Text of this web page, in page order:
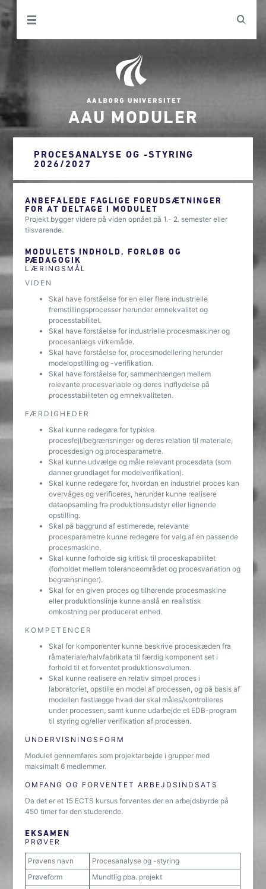
AAU MODULER
PROCESANALYSE OG -STYRING
2026/2027
ANBEFALEDE FAGLIGE FORUDSÆTNINGER
FOR AT DELTAGE I MODULET
Projekt bygger videre på viden opnået på 1.- 2. semester eller
tilsvarende.
MODULETS INDHOLD, FORLØB OG
PÆDAGOGIK
LÆRINGSMÅL
VIDEN
Skal have forståelse for en eller flere industrielle
fremstillingsprocesser herunder emnekvalitet og
processtabilitet.
Skal have forståelse for industrielle procesmaskiner og
procesanlægs virkemåde.
Skal have forståelse for, procesmodellering herunder
modelopstilling og -verifikation.
Skal have forståelse for, sammenhængen mellem
relevante procesvariable og deres indflydelse på
processtabiliteten og emnekvaliteten.
FÆRDIGHEDER
Skal kunne redegøre for typiske
procesfejl/begrænsninger og deres relation til materiale,
procesdesign og procesparametre.
Skal kunne udvælge og måle relevant procesdata (som
danner grundlaget for modelverifikation).
Skal kunne redegøre for, hvordan en industriel proces kan
overvåges og verificeres, herunder kunne realisere
dataopsamling fra produktionsudstyr eller lignende
opstilling.
Skal på baggrund af estimerede, relevante
procesparametre kunne redegøre for valg af en passende
procesmaskine.
Skal kunne forholde sig kritisk til proceskapabilitet
(forholdet mellem toleranceområdet og procesvariation og
begrænsninger).
Skal for en given proces og tilhørende procesmaskine
eller produktionslinje kunne anslå en realistisk
omkostning per produceret enhed.
KOMPETENCER
Skal for komponenter kunne beskrive proceskæden fra
råmateriale/halvfabrikata til færdig komponent set i
forhold til et forventet produktionsvolumen.
Skal kunne realisere en relativ simpel proces i
laboratoriet, opstille en model af processen, og på basis af
modellen fastlægge hvad der skal måles/kontrolleres
under processen, samt kunne udarbejde et EDB-program
til styring og/eller verifikation af processen.
UNDERVISNINGSFORM
Modulet gennemføres som projektarbejde i grupper med
maksimalt 6 medlemmer.
OMFANG OG FORVENTET ARBEJDSINDSATS
Da det er et 15 ECTS kursus forventes der en arbejdsbyrde på
450 timer for den studerende.
EKSAMEN
PRØVER
Prøvens navn
Procesanalyse og -styring
Prøveform
Mundtlig pba. projekt